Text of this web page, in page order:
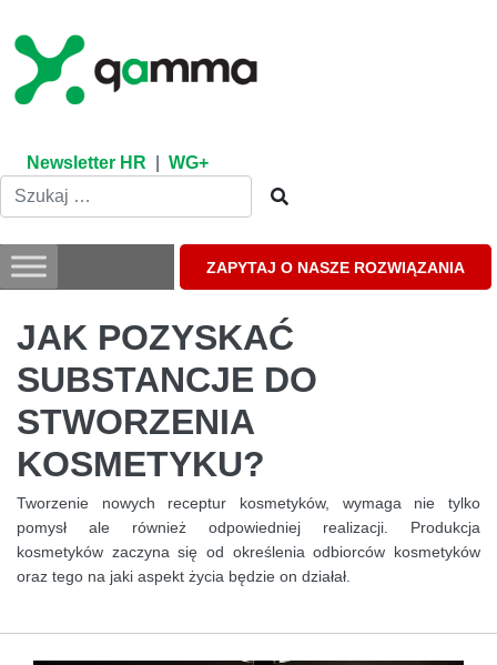
content
Newsletter HR WG+
ZAPYTAJ O NASZE ROZWIĄZANIA
JAK POZYSKAĆ
SUBSTANCJE DO
STWORZENIA
KOSMETYKU?
Tworzenie nowych receptur kosmetyków, wymaga nie tylko
pomysł ale również odpowiedniej realizacji. Produkcja
kosmetyków zaczyna się od określenia odbiorców kosmetyków
oraz tego na jaki aspekt życia będzie on działał.